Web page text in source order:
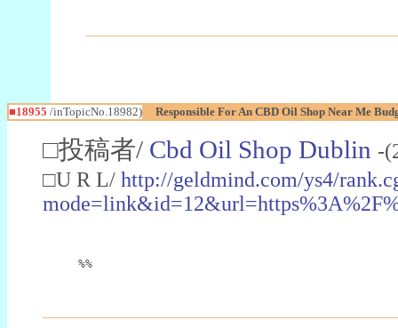
■18955 /inTopicNo.18982) Responsible For An CBD Oil Shop Near Me
□投稿者/ Cbd Oil Shop Dublin -
□U R L/ http://geldmind.com/ys4/
%%